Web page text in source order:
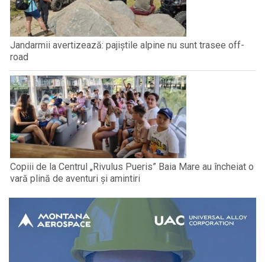
Jandarmii avertizează: pajiștile alpine nu sunt trasee off-
road
Copiii de la Centrul „Rivulus Pueris” Baia Mare au încheiat o
vară plină de aventuri și amintiri